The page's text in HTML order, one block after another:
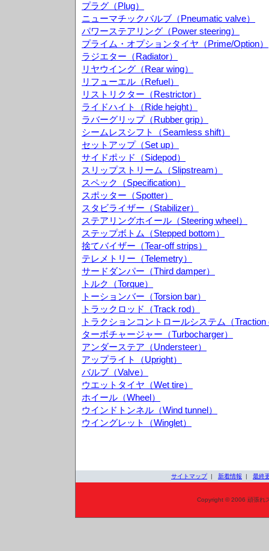
プラグ（Plug）
ニューマチックバルブ（Pneumatic valve）
パワーステアリング（Power steering）
プライム・オプションタイヤ（Prime/Option）
ラジエター（Radiator）
リヤウイング（Rear wing）
リフューエル（Refuel）
リストリクター（Restrictor）
ライドハイト（Ride height）
ラバーグリップ（Rubber grip）
シームレスシフト（Seamless shift）
セットアップ（Set up）
サイドポッド（Sidepod）
スリップストリーム（Slipstream）
スペック（Specification）
スポッター（Spotter）
スタビライザー（Stabilizer）
ステアリングホイール（Steering wheel）
ステップボトム（Stepped bottom）
捨てバイザー（Tear-off strips）
テレメトリー（Telemetry）
サードダンパー（Third damper）
トルク（Torque）
トーションバー（Torsion bar）
トラックロッド（Track rod）
トラクションコントロールシステム（
ターボチャージャー（Turbocharger）
アンダーステア（Understeer）
アップライト（Upright）
バルブ（Valve）
ウエットタイヤ（Wet tire）
ホイール（Wheel）
ウインドトンネル（Wind tunnel）
ウイングレット（Winglet）
サイトマップ| 新着情報 | 最終
Copyright © 2006 頑張れ